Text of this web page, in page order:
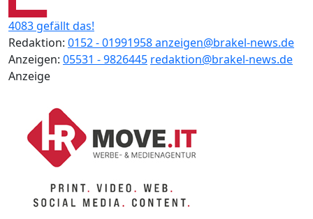
4083 gefällt das!
Redaktion: 0152 - 01991958anzeigen@brakel-news.de
Anzeigen: 05531 - 9826445 redaktion@brakel-news.de
Anzeige